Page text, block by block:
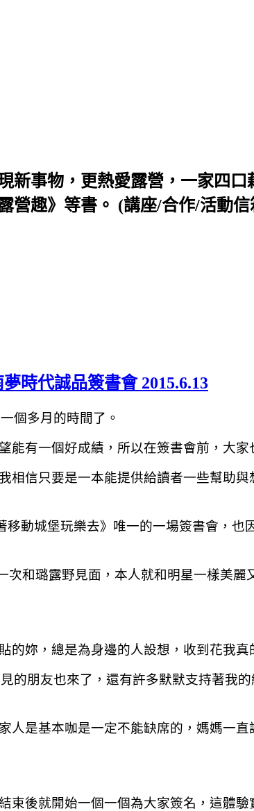
新事物，更熱愛露營，一家四
趣》等書。 (講座/合作/活動信
時代誠品簽書會 2015.6.13
個多月的時間了。
有一個好成績，所以在簽書會前，大家
信只要是一本能提供給讀者一些幫助
移動城堡玩樂去》唯一的一場簽書會，
和璐露野見面，本人就和明星一樣美
妳，總是為身邊的人設想，收到花我真
的朋友也來了，還有許多默默支持著我
是基本咖是一定不能缺席的，媽媽一
後就開始一個一個為大家簽名，這體驗